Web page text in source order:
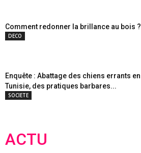
Comment redonner la brillance au bois ?
DECO
Enquête : Abattage des chiens errants en
Tunisie, des pratiques barbares...
SOCIETE
ACTU